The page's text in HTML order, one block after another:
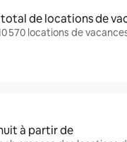
de locations de
570 locations de
à partir de